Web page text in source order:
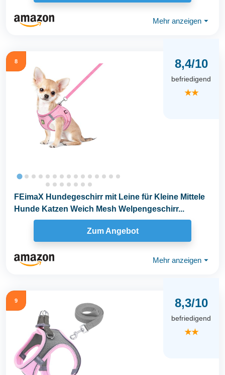
Mehr anzeigen ⏷
8 8,4/10
befriedigend
★★
FEimaX Hundegeschirr mit Leine für Kleine Mittele
Hunde Katzen Weich Mesh Welpengeschirr...
Zum Angebot
Mehr anzeigen ⏷
9 8,3/10
befriedigend
★★